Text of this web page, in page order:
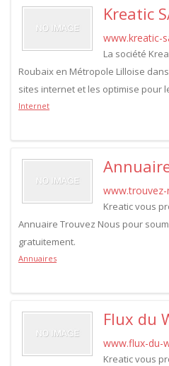
Kreatic
www.kreatic-
La société
Roubaix en Métropole Lilloise
sites internet et les optimise pour
Internet
Kreatic vous
Annuaire Trouvez Nous pour
gratuitement.
Annuaires
Flux du
www.flux-du-
Kreatic vous